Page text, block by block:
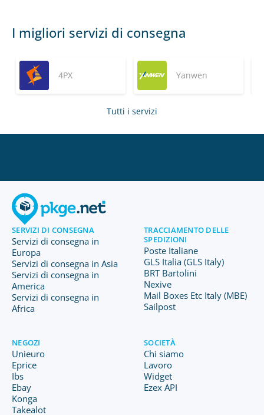
I migliori servizi di consegna
4PX Yanwen
Tutti i servizi
SERVIZI DI CONSEGNA
Servizi di consegna in
Europa
Servizi di consegna in Asia
Servizi di consegna in
America
Servizi di consegna in
Africa
TRACCIAMENTO DELLE
SPEDIZIONI
Poste Italiane
GLS Italia (GLS Italy)
BRT Bartolini
Nexive
Mail Boxes Etc Italy (MBE)
Sailpost
NEGOZI
Unieuro
Eprice
Ibs
Ebay
Konga
Takealot
SOCIETÀ
Chi siamo
Lavoro
Widget
Ezex API